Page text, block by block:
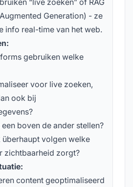
“live zoeken” of RAG
Generation) - ze
info real-time van het web.
gebruiken welke
voor live zoeken,
ook bij
boven de ander stellen?
überhaupt volgen welke
zichtbaarheid zorgt?
content geoptimaliseerd